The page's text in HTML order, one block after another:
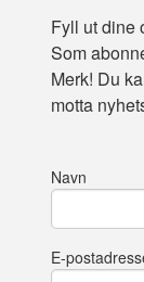
Fyll ut dine
Som
Merk! Du
motta
Navn
E-